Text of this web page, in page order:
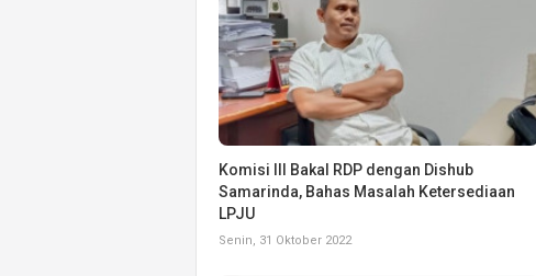
Komisi III Bakal RDP dengan Dishub
Samarinda, Bahas Masalah Ketersediaan
LPJU
Senin, 31 Oktober 2022